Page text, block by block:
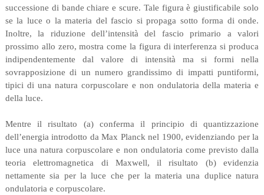
successione di bande chiare e scure. Tale figura è giustificabile solo
se la luce o la materia del fascio si propaga sotto forma di onde.
Inoltre, la riduzione dell’intensità del fascio primario a valori
prossimo allo zero, mostra come la figura di interferenza si produca
indipendentemente dal valore di intensità ma si formi nella
sovrapposizione di un numero grandissimo di impatti puntiformi,
tipici di una natura corpuscolare e non ondulatoria della materia e
della luce.
Mentre il risultato (a) conferma il principio di quantizzazione
dell’energia introdotto da Max Planck nel 1900, evidenziando per la
luce una natura corpuscolare e non ondulatoria come previsto dalla
teoria elettromagnetica di Maxwell, il risultato (b) evidenzia
nettamente sia per la luce che per la materia una duplice natura
ondulatoria e corpuscolare.